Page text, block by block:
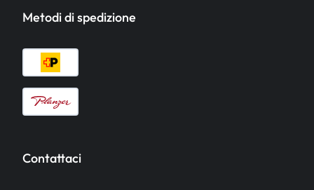
Metodi di spedizione
Contattaci